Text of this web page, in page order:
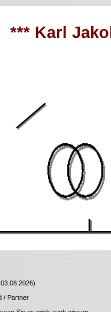
*** Karl
/ Partner